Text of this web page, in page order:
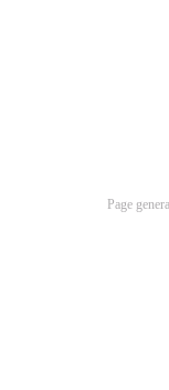
Page